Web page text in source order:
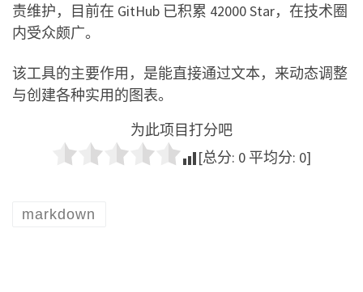
责维护，目前在 GitHub 已积累 42000 Star，在技术圈
内受众颇广。
该工具的主要作用，是能直接通过文本，来动态调整
与创建各种实用的图表。
为此项目打分吧
[总分: 0 平均分: 0]
markdown